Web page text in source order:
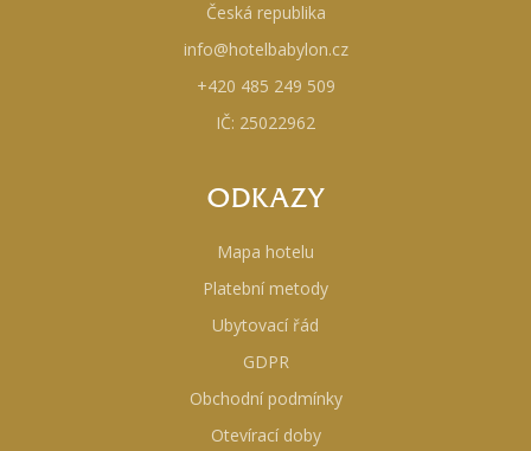
Česká republika
info@hotelbabylon.cz
+420 485 249 509
IČ: 25022962
ODKAZY
Mapa hotelu
Platební metody
Ubytovací řád
GDPR
Obchodní podmínky
Otevírací doby